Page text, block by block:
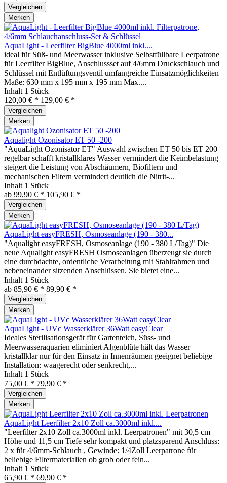
Vergleichen
Merken
AquaLight - Leerfilter BigBlue 4000ml inkl....
ideal für Süß- und Meerwasser inklusive Selbstfüllbare Leerpatrone
für Leerfilter BigBlue, Anschlussset auf 4/6mm Druckschlauch und
Schlüssel mit Entlüftungsventil umfangreiche Einsatzmöglichkeiten
Maße: 630 mm x 195 mm x 195 mm Max....
Inhalt 1 Stück
120,00 € * 129,00 € *
Vergleichen
Merken
Aqualight Ozonisator ET 50 -200
"AquaLight Ozonisator ET" Auswahl zwischen ET 50 bis ET 200
regelbar schafft kristallklares Wasser vermindert die Keimbelastung
steigert die Leistung von Abschäumern, Biofiltern und
mechanischen Filtern vermindert deutlich die Nitrit-...
Inhalt 1 Stück
ab 99,90 € * 105,90 € *
Vergleichen
Merken
AquaLight easyFRESH, Osmoseanlage (190 - 380...
"Aqualight easyFRESH, Osmoseanlage (190 - 380 L/Tag)" Die
neue Aqualight easyFRESH Osmoseanlagen überzeugt sie durch
eine durchdachte, ordentliche Verarbeitung mit Stahlrahmen und
nebeneinander sitzenden Anschlüssen. Sie bietet eine...
Inhalt 1 Stück
ab 85,90 € * 89,90 € *
Vergleichen
Merken
AquaLight - UVc Wasserklärer 36Watt easyClear
Ideales Sterilisationsgerät für Gartenteich, Süss- und
Meerwasseraquarien eliminiert Algenblüte hält das Wasser
kristallklar nur für den Einsatz in Innenräumen geeignet beliebige
Installation: waagerecht oder senkrecht,...
Inhalt 1 Stück
75,00 € * 79,90 € *
Vergleichen
Merken
AquaLight Leerfilter 2x10 Zoll ca.3000ml inkl....
"Leerfilter 2x10 Zoll ca.3000ml inkl. Leerpatronen" mit 30,5 cm
Höhe und 11,5 cm Tiefe sehr kompakt und platzsparend Anschluss:
2 x für 4/6mm-Schlauch , Gewinde: 1/4Zoll Leerpatrone für
beliebige Filtermaterialien ob grob oder fein...
Inhalt 1 Stück
65,90 € * 69,90 € *